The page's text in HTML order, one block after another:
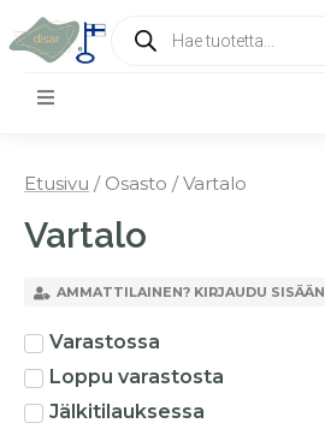
Etusivu / Osasto / Vartalo
Vartalo
AMMATTILAINEN? KIRJAUDU SISÄÄN
Varastossa
Loppu varastosta
Jälkitilauksessa